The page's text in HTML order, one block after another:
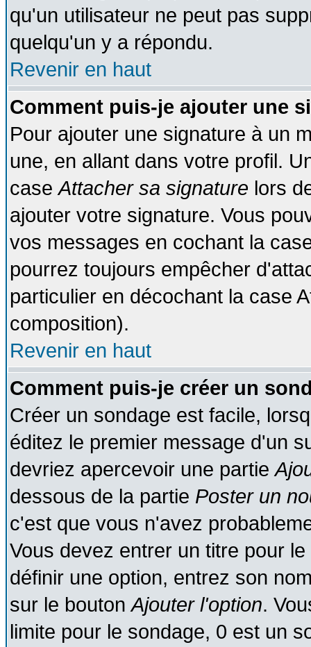
qu'un utilisateur ne peut pas
quelqu'un y a répondu.
Revenir en haut
Comment puis-je ajouter une
Pour ajouter une signature à un
une, en allant dans votre profil.
caseAttacher sa signature lors
ajouter votre signature. Vous
vos messages en cochant la
pourrez toujours empêcher
particulier en décochant la case
composition).
Revenir en haut
Comment puis-je créer un
Créer un sondage est facile,
éditez le premier message d'un
devriez apercevoir une partie
dessous de la partie Poster un
c'est que vous n'avez
Vous devez entrer un titre pour
définir une option, entrez son
sur le boutonAjouter l'option.
limite pour le sondage, 0 est un